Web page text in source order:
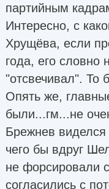
партийным
Интересно, с
Хрущёва, если
года, его словно
"отсвечивал". То
Опять же,
были...гм...не
Брежнев
чего бы вдруг
не форсировали
согласились с